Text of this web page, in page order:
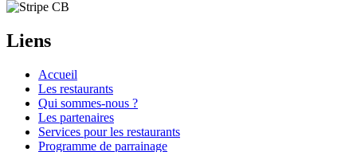
Liens
Accueil
Les restaurants
Qui sommes-nous ?
Les partenaires
Services pour les restaurants
Programme de parrainage